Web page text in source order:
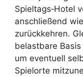
Spieltags‑Hotel
anschließend
zurückkehren.
belastbare
um eventuell
Spielorte